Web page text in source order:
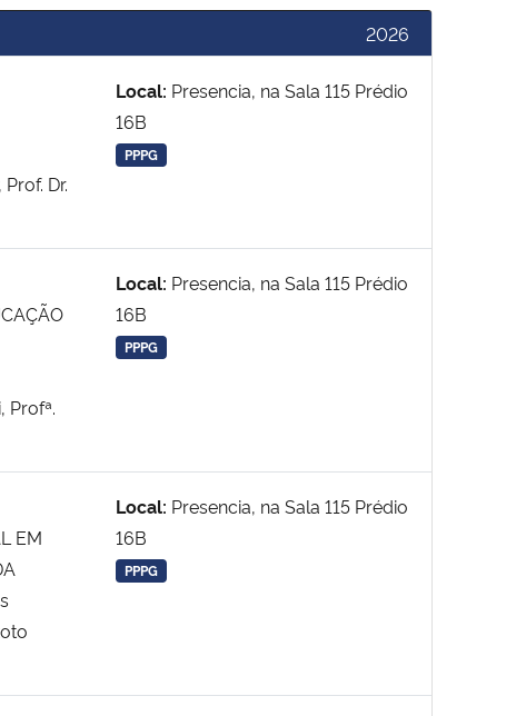
2026
Dr.
Local: Presencia, na Sala 115 Prédio
16B
PPPG
Profª.
Local: Presencia, na Sala 115 Prédio
16B
PPPG
EM
Local: Presencia, na Sala 115 Prédio
16B
PPPG